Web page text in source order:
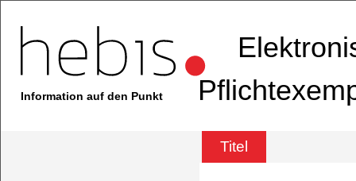
Information auf den Punkt
Titel